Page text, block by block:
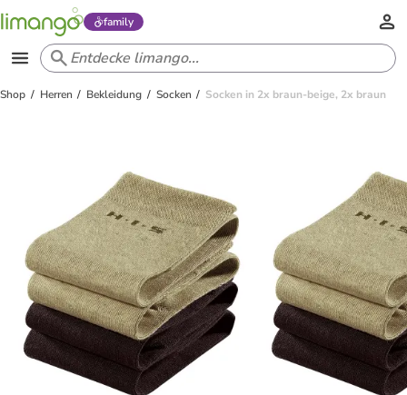
family
Shop Herren Bekleidung Socken Socken in 2x braun-beige, 2x braun